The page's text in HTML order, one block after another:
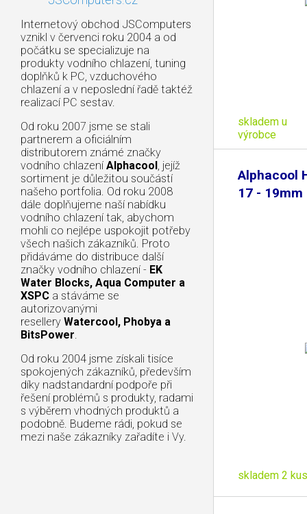
Internetový obchod JSComputers
vznikl v červenci roku 2004 a od
počátku se specializuje na
produkty vodního chlazení, tuning
doplňků k PC, vzduchového
chlazení a v neposlední řadě taktéž
realizací PC sestav.
Od roku 2007 jsme se stali
partnerem a oficiálním
distributorem známé značky
vodního chlazení Alphacool, jejíž
sortiment je důležitou součástí
našeho portfolia. Od roku 2008
dále doplňujeme naší nabídku
vodního chlazení tak, abychom
mohli co nejlépe uspokojit potřeby
všech našich zákazníků. Proto
přidáváme do distribuce další
značky vodního chlazení - EK
Water Blocks, Aqua Computer a
XSPC a stáváme se
autorizovanými
resellery Watercool, Phobya a
BitsPower.
Od roku 2004 jsme získali tisíce
spokojených zákazníků, především
díky nadstandardní podpoře při
řešení problémů s produkty, radami
s výběrem vhodných produktů a
podobně. Budeme rádi, pokud se
mezi naše zákazníky zařadíte i Vy.
skladem u
výrobce
Alphacool
17 - 19mm
skladem 2